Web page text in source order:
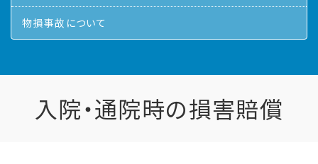
物損事故について
入院・通院時の損害賠償